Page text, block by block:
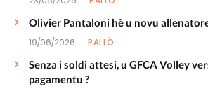
Olivier Pantaloni hè u novu allenatore
19/06/2026 PALLÒ
Senza i soldi attesi, u GFCA Volley
pagamentu ?